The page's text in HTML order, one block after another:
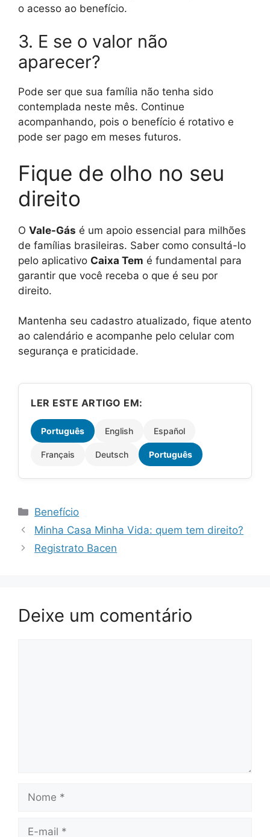
o acesso ao benefício.
3. E se o valor não
aparecer?
Pode ser que sua família não tenha sido
contemplada neste mês. Continue
acompanhando, pois o benefício é rotativo e
pode ser pago em meses futuros.
Fique de olho no seu
direito
O Vale-Gás é um apoio essencial para milhões
de famílias brasileiras. Saber como consultá-lo
pelo aplicativo Caixa Tem é fundamental para
garantir que você receba o que é seu por
direito.
Mantenha seu cadastro atualizado, fique atento
ao calendário e acompanhe pelo celular com
segurança e praticidade.
LER ESTE ARTIGO EM:
Português English Español
Français Deutsch Português
Categorias
Benefício
Minha Casa Minha Vida: quem tem direito?
Registrato Bacen
Deixe um comentário
Nome